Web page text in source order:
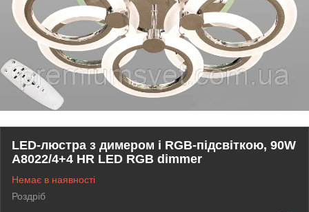
LED-люстра з димером і RGB-підсвіткою, 90W
A8022/4+4 HR LED RGB dimmer
Немає в наявності
Роздріб